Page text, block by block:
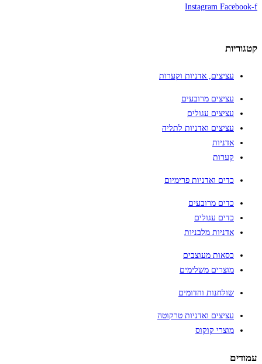
Instagram Facebook-f
קטגוריות
עציצים, אדניות וקערות
עציצים מרובעים
עציצים עגולים
עציצים ואדניות לתליה
אדניות
קערות
כדים ואדניות פרימיום
כדים מרובעים
כדים עגולים
אדניות מלבניות
כסאות מעוצבים
מוצרים משלימים
שולחנות והדומים
עציצים ואדניות טרקוטה
מוצרי קוקוס
עמודים